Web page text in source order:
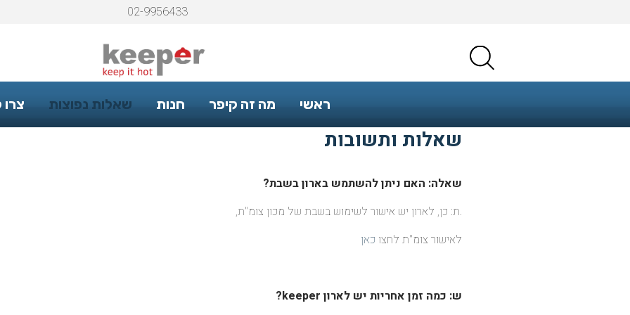
02-9956433
ראשי מה זה קיפר חנות שאלות נפוצות
שאלות ותשובות
שאלה: האם ניתן להשתמש בארון בשבת?
.ת: כן, לארון יש אישור לשימוש בשבת של מכון צומ"ת,
לאישור צומ"ת לחצו כאן
ש: כמה זמן אחריות יש לארון keeper
?